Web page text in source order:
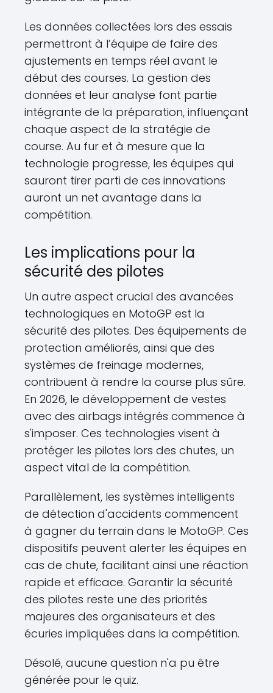
Les données collectées lors des essais
permettront à l’équipe de faire des
ajustements en temps réel avant le
début des courses. La gestion des
données et leur analyse font partie
intégrante de la préparation, influençant
chaque aspect de la stratégie de
course. Au fur et à mesure que la
technologie progresse, les équipes qui
sauront tirer parti de ces innovations
auront un net avantage dans la
compétition.
Les implications pour la
sécurité des pilotes
Un autre aspect crucial des avancées
technologiques en MotoGP est la
sécurité des pilotes. Des équipements de
protection améliorés, ainsi que des
systèmes de freinage modernes,
contribuent à rendre la course plus sûre.
En 2026, le développement de vestes
avec des airbags intégrés commence à
s'imposer. Ces technologies visent à
protéger les pilotes lors des chutes, un
aspect vital de la compétition.
Parallèlement, les systèmes intelligents
de détection d'accidents commencent
à gagner du terrain dans le MotoGP. Ces
dispositifs peuvent alerter les équipes en
cas de chute, facilitant ainsi une réaction
rapide et efficace. Garantir la sécurité
des pilotes reste une des priorités
majeures des organisateurs et des
écuries impliquées dans la compétition.
Désolé, aucune question n'a pu être
générée pour le quiz.